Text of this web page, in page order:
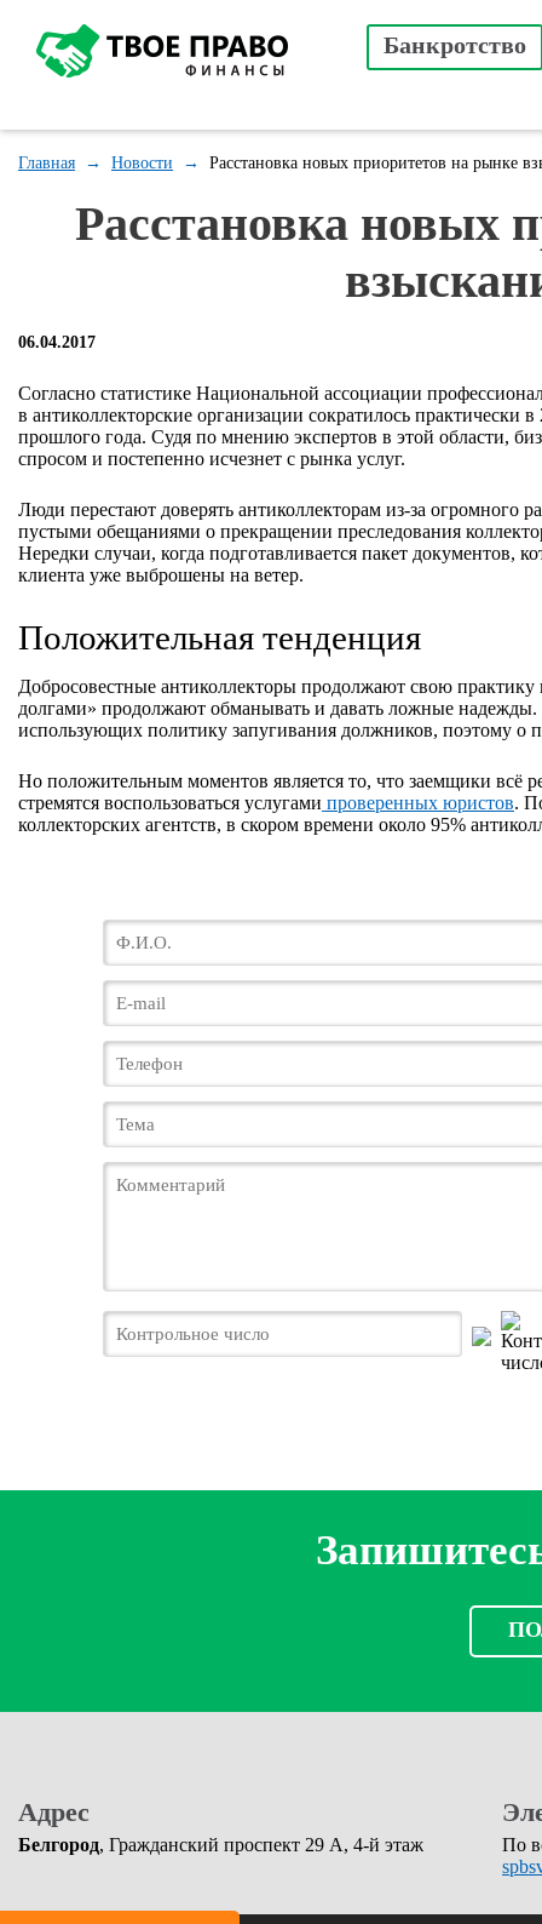
Банкротство
Главная → Новости → Расстановка новых приоритетов на рынке
Расстановка новых
06.04.2017
Согласно статистике Национальной ассоциации
в антиколлекторские организации сократилось практически
прошлого года. Судя по мнению экспертов в этой области,
спросом и постепенно исчезнет с рынка услуг.
Люди перестают доверять антиколлекторам из-за огромного
пустыми обещаниями о прекращении преследования
Нередки случаи, когда подготавливается пакет документов,
клиента уже выброшены на ветер.
Положительная тенденция
Добросовестные антиколлекторы продолжают свою
долгами» продолжают обманывать и давать ложные надежды.
использующих политику запугивания должников, поэтому о
Но положительным моментов является то, что заемщики всё
стремятся воспользоваться услугами проверенных юристов.
коллекторских агентств, в скором времени около 95%
Адрес
Белгород, Гражданский проспект 29 А, 4-й этаж
По